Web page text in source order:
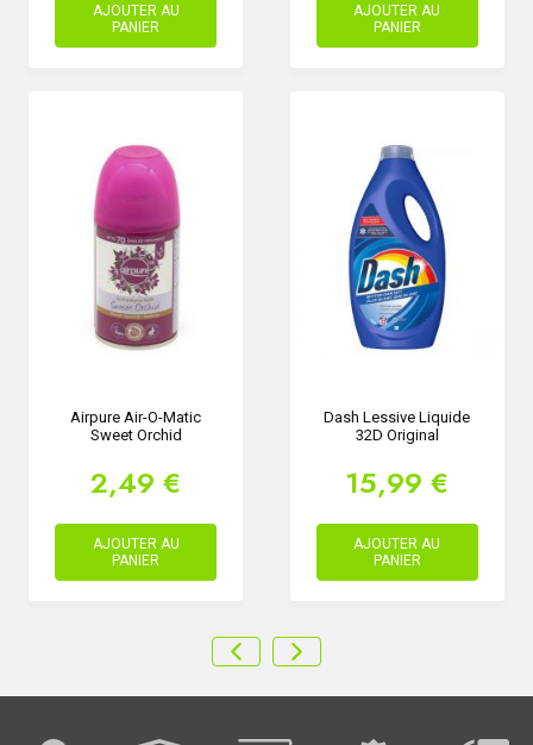
AJOUTER AU
PANIER
AJOUTER AU
PANIER
Airpure Air-O-Matic
Sweet Orchid
2,49 €
AJOUTER AU
PANIER
Dash Lessive Liquide
32D Original
15,99 €
AJOUTER AU
PANIER